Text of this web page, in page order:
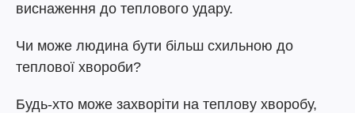
виснаження до теплового удару.
Чи може людина бути більш схильною до
теплової хвороби?
Будь-хто може захворіти на теплову хворобу,